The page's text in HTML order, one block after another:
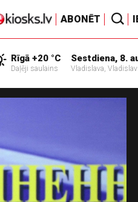
ABONĒT
Rīgā +20 °C
Daļēji saulains
Sestdiena, 8.
Vladislava,